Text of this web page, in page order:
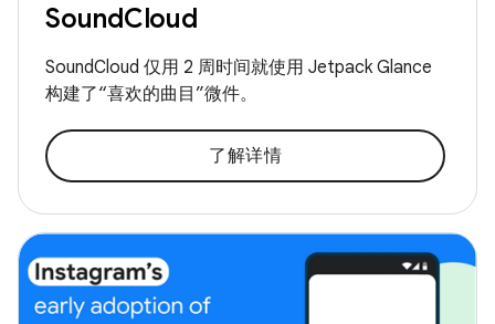
SoundCloud
SoundCloud 仅用 2 周时间就使用 Jetpack Glance
构建了“喜欢的曲目”微件。
了解详情